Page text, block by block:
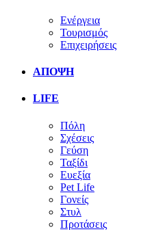
Ενέργεια
Τουρισμός
Επιχειρήσεις
ΑΠΟΨΗ
LIFE
Πόλη
Σχέσεις
Γεύση
Ταξίδι
Ευεξία
Pet Life
Γονείς
Στυλ
Προτάσεις